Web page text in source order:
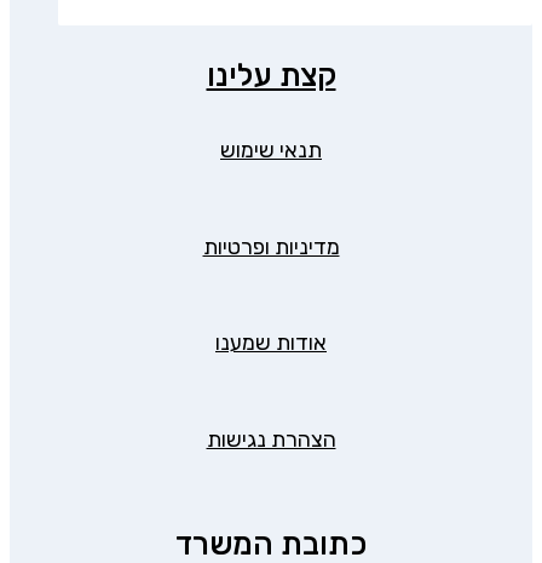
קצת עלינו
תנאי שימוש
מדיניות ופרטיות
אודות שמענו
הצהרת נגישות
כתובת המשרד